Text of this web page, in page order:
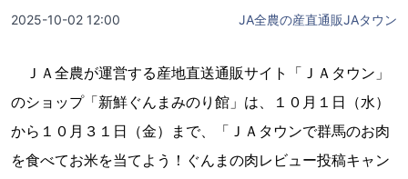
2025-10-02 12:00 JA全農の産直通販JAタウン
ＪＡ全農が運営する産地直送通販サイト「ＪＡタウン」
のショップ「新鮮ぐんまみのり館」は、１０月１日（水）
から１０月３１日（金）まで、「ＪＡタウンで群馬のお肉
を食べてお米を当てよう！ぐんまの肉レビュー投稿キャン